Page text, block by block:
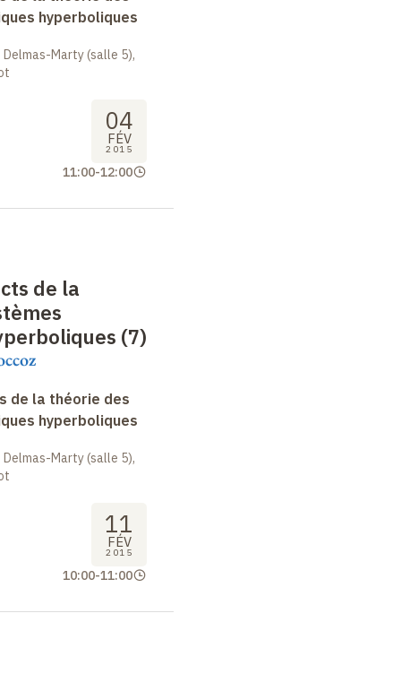
hyperboliques
Marty (salle 5),
04
FÉV
2015
11:00-12:00
de la
(7)
de la théorie des
hyperboliques
Marty (salle 5),
11
FÉV
2015
10:00-11:00